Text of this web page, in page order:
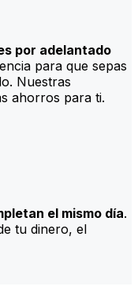
por adelantado
para que sepas
Nuestras
ahorros para ti.
el mismo día.
tu dinero, el